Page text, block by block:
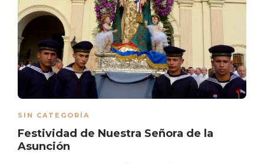
SIN CATEGORÍA
Festividad de Nuestra Señora de la
Asunción